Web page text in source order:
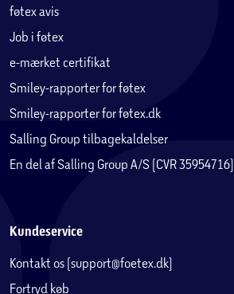
@lego_brick_dad
føtex avis
Job i føtex
e-mærket certifikat
Smiley-rapporter for føtex
Smiley-rapporter for føtex.dk
Salling Group tilbagekaldelser
En del af Salling Group A/S (CVR 35954716)
Kundeservice
Kontakt os (support@foetex.dk)
Fortryd køb